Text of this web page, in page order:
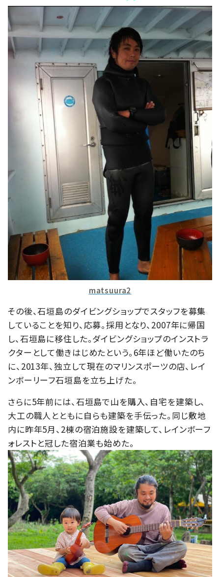
matsuura2
その後、石垣島のダイビングショップでスタッフを募集
していることを知り、応募。採用となり、2007年に帰国
し、石垣島に移住した。ダイビングショップのインストラ
クターとして働きはじめたという。6年ほど働いたのち
に、2013年、独立して現在のマリンスポーツの店、レイ
ンボーリーフ石垣島を立ち上げた。
さらに5年前には、石垣島で山を購入、自宅を建築し、
大工の職人とともに自らも建築を手伝った。同じ敷地
内に昨年5月、2棟の宿泊施設を建築して、レインボーフ
ォレストと冠した宿泊業も始めた。